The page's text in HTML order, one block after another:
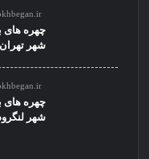
چهره
شهر تهران
چهره
شهر